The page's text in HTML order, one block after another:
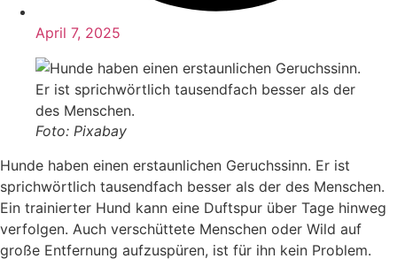
April 7, 2025
Foto: Pixabay
Hunde haben einen erstaunlichen Geruchssinn. Er ist
sprichwörtlich tausendfach besser als der des Menschen.
Ein trainierter Hund kann eine Duftspur über Tage hinweg
verfolgen. Auch verschüttete Menschen oder Wild auf
große Entfernung aufzuspüren, ist für ihn kein Problem.